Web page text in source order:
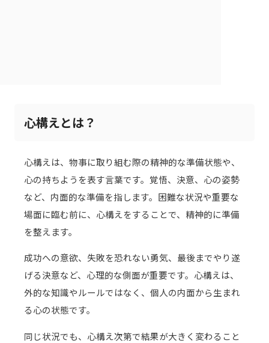
心構えとは？
心構えは、物事に取り組む際の精神的な準備状態や、
心の持ちようを表す言葉です。覚悟、決意、心の姿勢
など、内面的な準備を指します。困難な状況や重要な
場面に臨む前に、心構えをすることで、精神的に準備
を整えます。
成功への意欲、失敗を恐れない勇気、最後までやり遂
げる決意など、心理的な側面が重要です。心構えは、
外的な知識やルールではなく、個人の内面から生まれ
る心の状態です。
同じ状況でも、心構え次第で結果が大きく変わること